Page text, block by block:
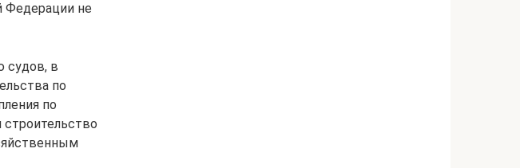
Федерации не
судов, в
по
по